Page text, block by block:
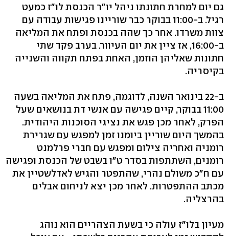
גם יום למחרת חתונתו ניהל יו"ר הכנסת לו"ז כמעט
רגיל. ב-11:00 בבוקר כבר שוריינו פגישות עבודה עם
צוות משרדו. אחר כך שהה בכנסת ופתח את המליאה
ב-16:00, אז ציין את יום העיוור. בערב פקד שתי
חתונות שאליהן הוזמן, האחת בפתח תקווה והשנייה
בקיסריה.
ב-22 בינואר השנה, לדוגמה, פתח את המליאה בשעה
11:00 בבוקר, קיים פגישה עם אנשי דת בנושאים שעל
הפרק, לאחר מכן פגש את נציגי הסוכנות היהודית.
בהמשך היום שוריין ביומנו זמן למפגש עם שגרירת
רומניה ואחריה צילום ומפגש עם חברי פרלמנט
רומנים, השתתפות בסדר ט"ו בשבט של הכנסת ופגישה
עם ח"כ משולם נהרי, שהתפטר והגיש לאדלשטיין את
מכתב ההתפטרות. לאחר מכן יצא לניחום אבלים
בהרצליה.
מעיון בלו"ז עולה כי בשעת הצהריים הוא נוהג